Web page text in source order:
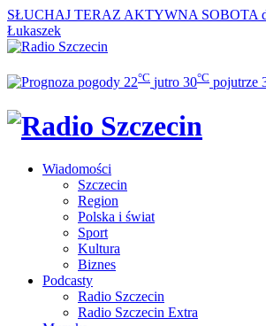
SŁUCHAJ TERAZ AKTYWNA SOBOTA
Łukaszek
22°C jutro 30°C pojutrze
Wiadomości
Szczecin
Region
Polska i świat
Sport
Kultura
Biznes
Podcasty
Radio Szczecin
Radio Szczecin Extra